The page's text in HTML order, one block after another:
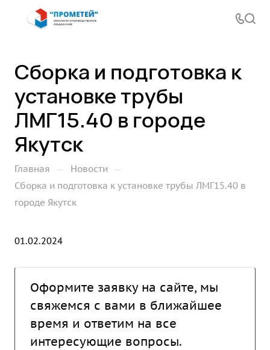
Сборка и подготовка к
установке трубы
ЛМГ15.40 в городе
Якутск
Главная — Новости —
Сборка и подготовка к установке трубы ЛМГ15.40 в
городе Якутск
01.02.2024
Оформите заявку на сайте, мы
свяжемся с вами в ближайшее
время и ответим на все
интересующие вопросы.